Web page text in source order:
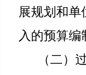
展规划和
入的预算
（二）